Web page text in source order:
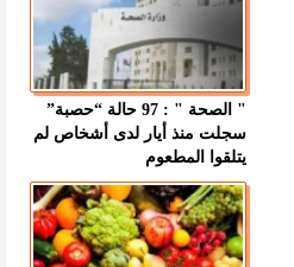
" الصحة " : 97 حالة “حصبة”
سجلت منذ أيار لدى أشخاص لم
يتلقوا المطعوم